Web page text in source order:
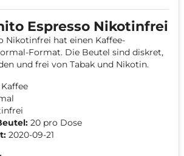
Espresso Nikotinfrei
Nikotinfrei hat einen Kaffee-
Format. Die Beutel sind diskret,
und frei von Tabak und Nikotin.
Kaffee
20 pro Dose
2020-09-21